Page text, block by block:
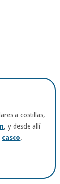
a costillas,
, y desde allí
casco.